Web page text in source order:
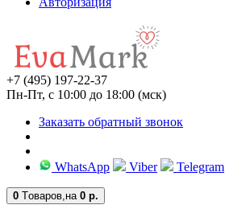
+7 (495) 197-22-37
Пн-Пт, с 10:00 до 18:00 (мск)
Заказать обратный звонок
WhatsApp Viber Telegram
0 Tоваров, на 0 р.